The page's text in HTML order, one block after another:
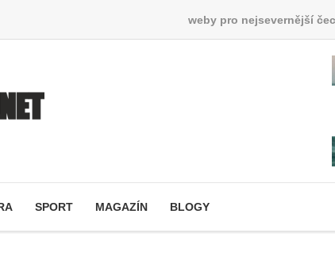
weby pro nejsevernější
SPORT MAGAZÍN BLOGY